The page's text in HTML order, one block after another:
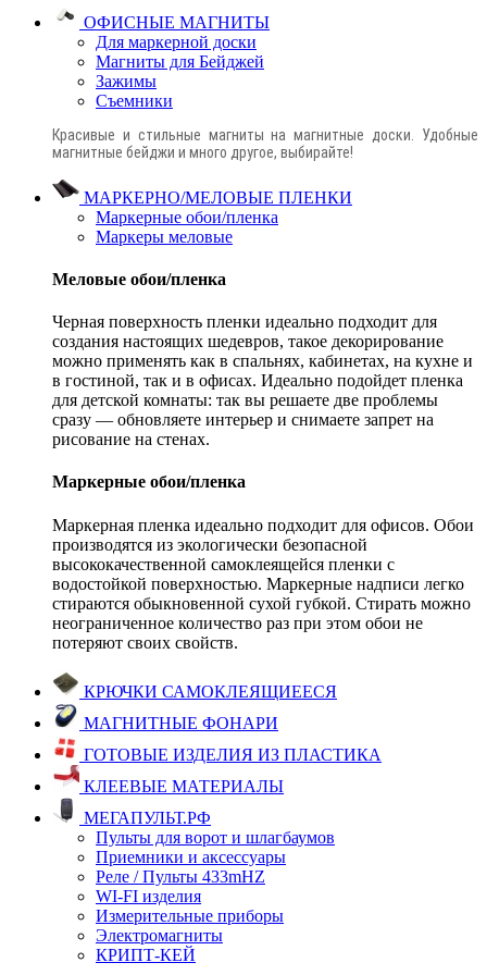
ОФИСНЫЕ МАГНИТЫ
Для маркерной доски
Магниты для Бейджей
Зажимы
Съемники
Красивые и стильные магниты на магнитные доски. Удобные
магнитные бейджи и много другое, выбирайте!
МАРКЕРНО/МЕЛОВЫЕ ПЛЕНКИ
Маркерные обои/пленка
Маркеры меловые
Меловые обои/пленка
Черная поверхность пленки идеально подходит для
создания настоящих шедевров, такое декорирование
можно применять как в спальнях, кабинетах, на кухне и
в гостиной, так и в офисах. Идеально подойдет пленка
для детской комнаты: так вы решаете две проблемы
сразу — обновляете интерьер и снимаете запрет на
рисование на стенах.
Маркерные обои/пленка
Маркерная пленка идеально подходит для офисов. Обои
производятся из экологически безопасной
высококачественной самоклеящейся пленки с
водостойкой поверхностью. Маркерные надписи легко
стираются обыкновенной сухой губкой. Стирать можно
неограниченное количество раз при этом обои не
потеряют своих свойств.
КРЮЧКИ САМОКЛЕЯЩИЕЕСЯ
МАГНИТНЫЕ ФОНАРИ
ГОТОВЫЕ ИЗДЕЛИЯ ИЗ ПЛАСТИКА
КЛЕЕВЫЕ МАТЕРИАЛЫ
МЕГАПУЛЬТ.РФ
Пульты для ворот и шлагбаумов
Приемники и аксессуары
Реле / Пульты 433mHZ
WI-FI изделия
Измерительные приборы
Электромагниты
КРИПТ-КЕЙ